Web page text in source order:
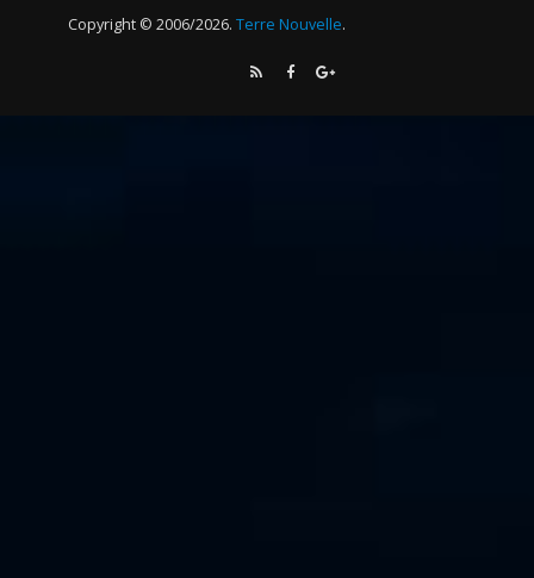
Copyright © 2006/2026. Terre Nouvelle.